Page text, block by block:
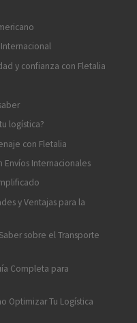
y confianza con Fletalia
logística?
con Fletalia
Envíos Internacionales
y Ventajas para la
sobre el Transporte
Completa para
Optimizar Tu Logística